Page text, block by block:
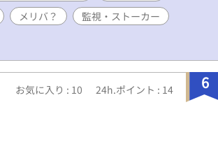
メリバ？
監視・ストーカー
6
お気に入り : 10 24h.ポイント : 14